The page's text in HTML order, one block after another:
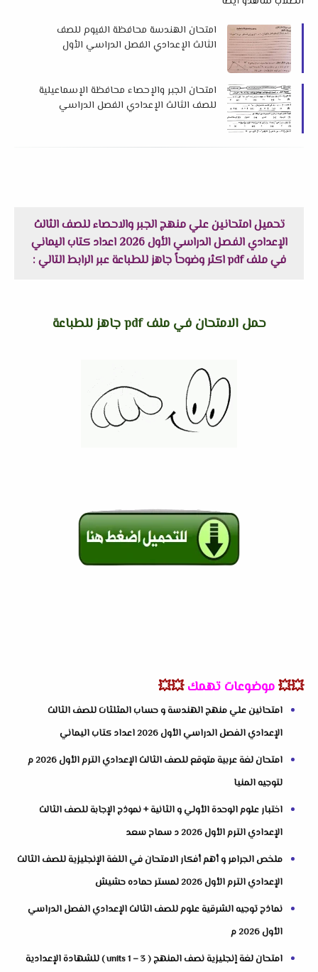
امتحان الهندسة محافظة الفيوم للصف
الثالث الإعدادي الفصل الدراسي الأول
امتحان الجبر والإحصاء محافظة الإسماعيلية
للصف الثالث الإعدادي الفصل الدراسي
تحميل امتحانين علي منهج الجبر والاحصاء للصف الثالث
الإعدادي الفصل الدراسي الأول 2026 اعداد كتاب اليماني
في ملف pdf اكثر وضوحاً جاهز للطباعة عبر الرابط التالي :
حمل الامتحان في ملف pdf جاهز للطباعة
💥💥موضوعات تهمك 💥💥
امتحانين علي منهج الهندسة و حساب المثلثات للصف الثالث
الإعدادي الفصل الدراسي الأول 2026 اعداد كتاب اليماني
امتحان لغة عربية متوقع للصف الثالث الإعدادي الترم الأول 2026 م
لتوجيه المنيا
اختبار علوم الوحدة الأولي و الثانية + نموذج الإجابة للصف الثالث
الإعدادي الترم الأول 2026 د سماح سعد
ملخص الجرامر و أهم أفكار الامتحان في اللغة الإنجليزية للصف الثالث
الإعدادي الترم الأول 2026 لمستر حماده حشيش
نماذج توجيه الشرقية علوم للصف الثالث الإعدادي الفصل الدراسي
الأول 2026 م
امتحان لغة إنجليزية نصف المنهج ( units 1 – 3 ) للشهادة الإعدادية